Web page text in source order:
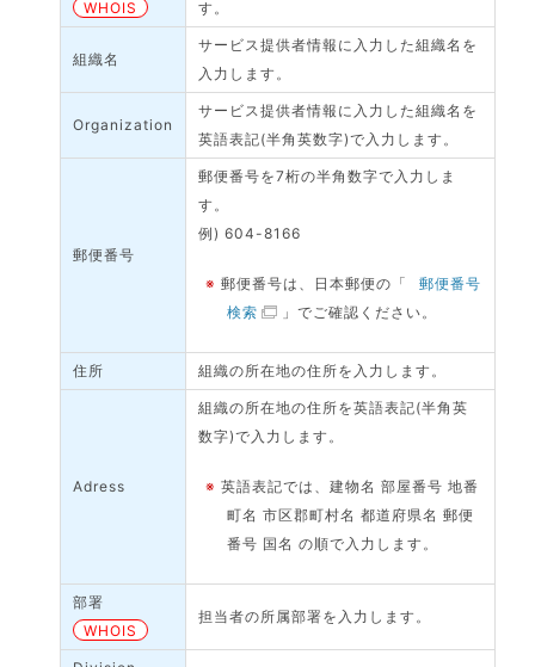
WHOIS
す。
組織名
サービス提供者情報に入力した組織名を
入力します。
Organization
サービス提供者情報に入力した組織名を
英語表記(半角英数字)で入力します。
郵便番号
郵便番号を7桁の半角数字で入力しま
す。
例) 604-8166
※郵便番号は、日本郵便の「
郵便番号
検索
」でご確認ください。
住所 組織の所在地の住所を入力します。
Adress
組織の所在地の住所を英語表記(半角英
数字)で入力します。
※英語表記では、建物名 部屋番号 地番
町名 市区郡町村名 都道府県名 郵便
番号 国名 の順で入力します。
部署
WHOIS
担当者の所属部署を入力します。